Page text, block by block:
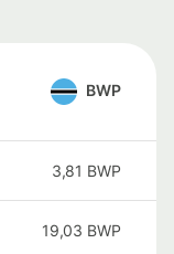
BWP
3,81 BWP
19,03 BWP